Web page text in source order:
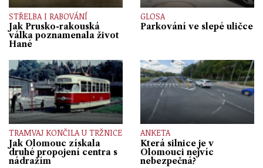
STŘELBA I RABOVÁNÍ
Jak Prusko-rakouská
válka poznamenala život
Hané
GLOSA
Parkování ve slepé uličce
TRAMVAJ KONČILA U TRŽNICE
Jak Olomouc získala
druhé propojení centra s
nádražím
ANKETA
Která silnice je v
Olomouci nejvíc
nebezpečná?